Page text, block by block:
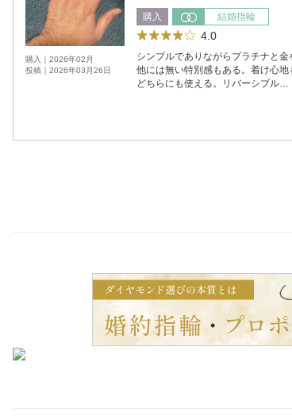
購入｜2026年02月
投稿｜2026年03月26日
購入 結婚指輪
4.0
シンプルでありながらプラチナと金
他には無い特別感もある。着け心
どちらにも使える。リバーシブル…